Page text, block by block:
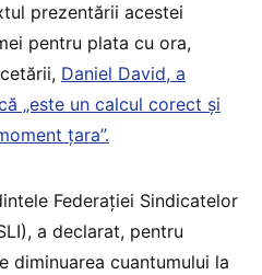
prezentării acestei
pentru plata cu ora,
Daniel David, a
„este un calcul corect și
țara”.
Federației Sindicatelor
a declarat, pentru
diminuarea cuantumului la